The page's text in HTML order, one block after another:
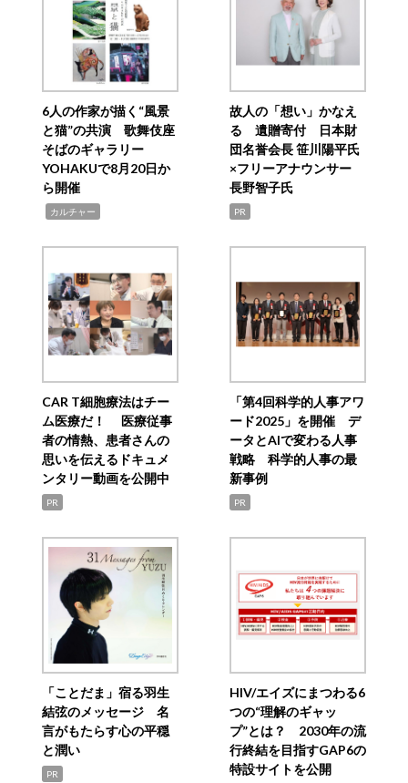
6人の作家が描く“風景
と猫”の共演 歌舞伎座
そばのギャラリー
YOHAKUで8月20日か
ら開催
カルチャー
故人の「想い」かなえ
る 遺贈寄付 日本財
団名誉会長 笹川陽平氏
×フリーアナウンサー
長野智子氏
PR
CAR T細胞療法はチー
ム医療だ！ 医療従事
者の情熱、患者さんの
思いを伝えるドキュメ
ンタリー動画を公開中
PR
「第4回科学的人事アワ
ード2025」を開催 デ
ータとAIで変わる人事
戦略 科学的人事の最
新事例
PR
「ことだま」宿る羽生
結弦のメッセージ 名
言がもたらす心の平穏
と潤い
PR
HIV/エイズにまつわる6
つの“理解のギャッ
プ”とは？ 2030年の流
行終結を目指すGAP6の
特設サイトを公開